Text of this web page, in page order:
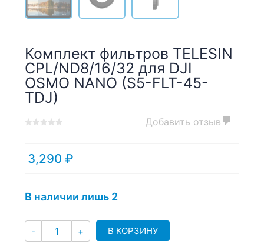
Комплект фильтров TELESIN
CPL/ND8/16/32 для DJI
OSMO NANO (S5-FLT-45-
TDJ)
of
based
ratings
Добавить отзыв
3,290 ₽
В наличии лишь 2
- Количество
+ В КОРЗИНУ